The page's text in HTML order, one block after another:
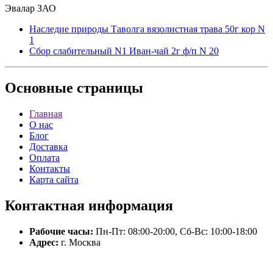
Эвалар ЗАО
Наследие природы Таволга вязолистная трава 50г кор N
1
Сбор слабительный N1 Иван-чай 2г ф/п N 20
Основные страницы
Главная
О нас
Блог
Доставка
Оплата
Контакты
Карта сайта
Контактная информация
Рабочие часы: Пн-Пт: 08:00-20:00, Сб-Вс: 10:00-18:00
Адрес: г. Москва